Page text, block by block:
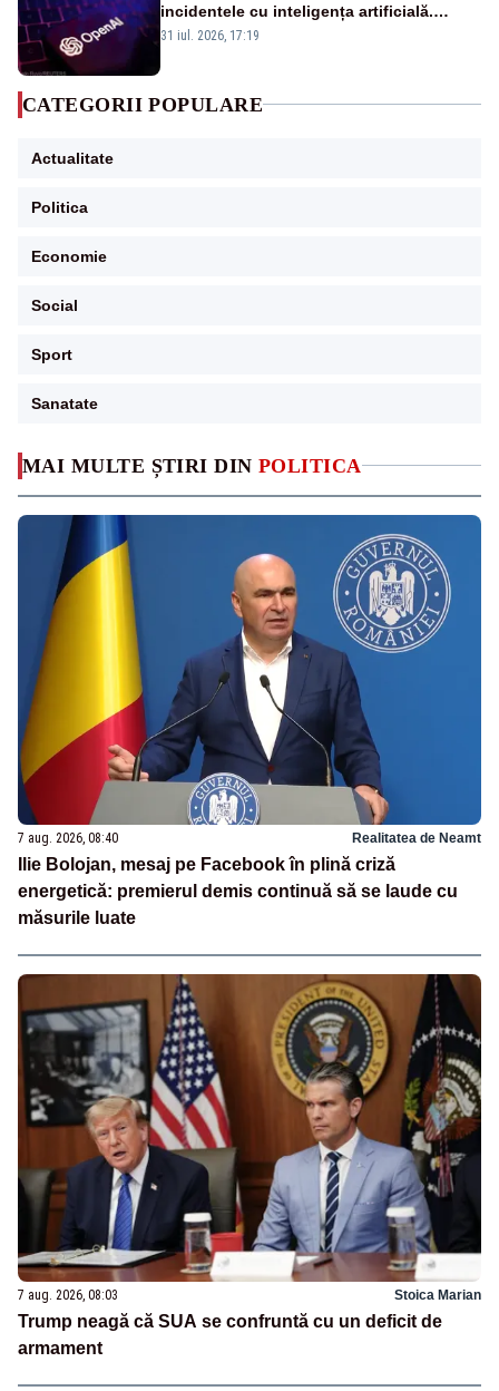
MAI MULTE ȘTIRI DIN POLITICA
7 aug. 2026, 08:40 Realitatea de Neamt
Ilie Bolojan, mesaj pe Facebook în plină criză
energetică: premierul demis continuă să se laude cu
măsurile luate
7 aug. 2026, 08:03 Stoica Marian
Trump neagă că SUA se confruntă cu un deficit de
armament
incidentele cu inteligența artificială.
OpenAI și Anthropic, vizate
31 iul. 2026, 17:19
CATEGORII POPULARE
Actualitate
Politica
Economie
Social
Sport
Sanatate